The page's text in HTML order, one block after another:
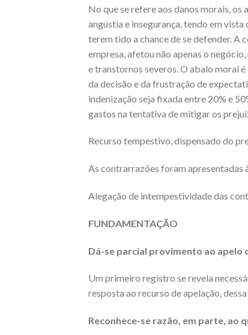
No que se refere aos danos morais,
angústia e insegurança, tendo em
terem tido a chance de se defender. A
empresa, afetou não apenas o
e transtornos severos. O abalo moral
da decisão e da frustração de
indenização seja fixada entre 20% e
gastos na tentativa de mitigar os
Recurso tempestivo, dispensado do
As contrarrazões foram apresentadas
Alegação de intempestividade das
FUNDAMENTAÇÃO
Dá-se parcial provimento ao apelo
Um primeiro registro se revela
resposta ao recurso de apelação,
Reconhece-se razão, em parte, ao